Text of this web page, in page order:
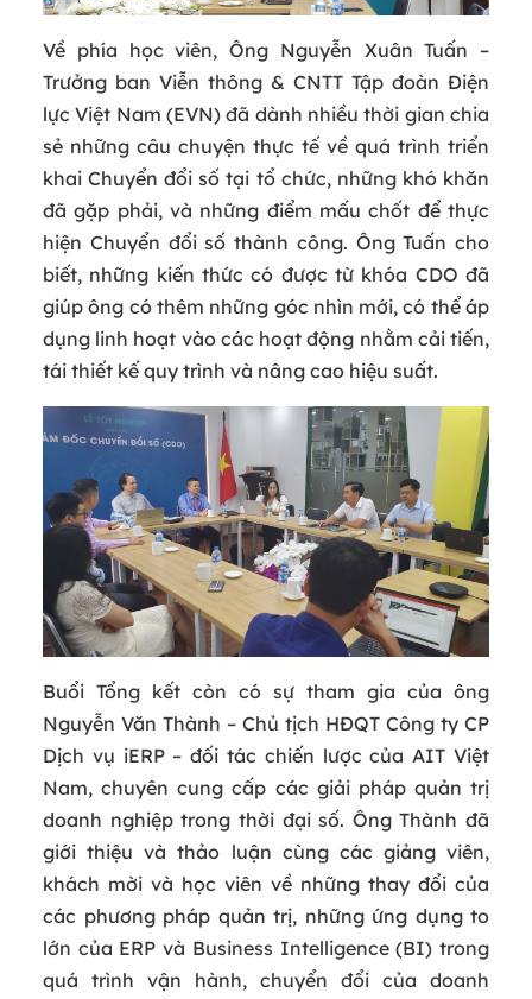
Về phía học viên, Ông Nguyễn Xuân Tuấn –
Trưởng ban Viễn thông & CNTT Tập đoàn Điện
lực Việt Nam (EVN) đã dành nhiều thời gian chia
sẻ những câu chuyện thực tế về quá trình triển
khai Chuyển đổi số tại tổ chức, những khó khăn
đã gặp phải, và những điểm mấu chốt để thực
hiện Chuyển đổi số thành công. Ông Tuấn cho
biết, những kiến thức có được từ khóa CDO đã
giúp ông có thêm những góc nhìn mới, có thể áp
dụng linh hoạt vào các hoạt động nhằm cải tiến,
tái thiết kế quy trình và nâng cao hiệu suất.
Buổi Tổng kết còn có sự tham gia của ông
Nguyễn Văn Thành – Chủ tịch HĐQT Công ty CP
Dịch vụ iERP – đối tác chiến lược của AIT Việt
Nam, chuyên cung cấp các giải pháp quản trị
doanh nghiệp trong thời đại số. Ông Thành đã
giới thiệu và thảo luận cùng các giảng viên,
khách mời và học viên về những thay đổi của
các phương pháp quản trị, những ứng dụng to
lớn của ERP và Business Intelligence (BI) trong
quá trình vận hành, chuyển đổi của doanh